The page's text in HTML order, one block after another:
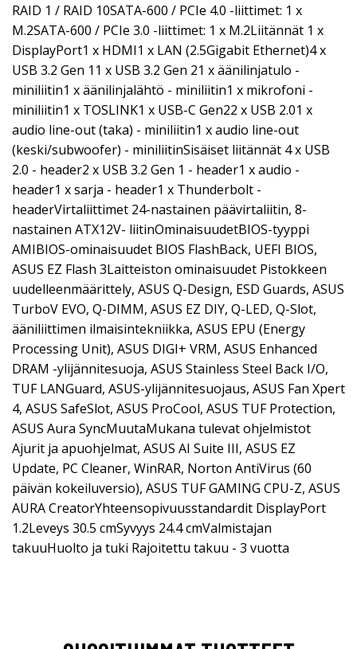
RAID 1 / RAID 10SATA-600 / PCIe 4.0 -liittimet: 1 x
M.2SATA-600 / PCIe 3.0 -liittimet: 1 x M.2Liitännät 1 x
DisplayPort1 x HDMI1 x LAN (2.5Gigabit Ethernet)4 x
USB 3.2 Gen 11 x USB 3.2 Gen 21 x äänilinjatulo -
miniliitin1 x äänilinjalähtö - miniliitin1 x mikrofoni -
miniliitin1 x TOSLINK1 x USB-C Gen22 x USB 2.01 x
audio line-out (taka) - miniliitin1 x audio line-out
(keski/subwoofer) - miniliitinSisäiset liitännät 4 x USB
2.0 - header2 x USB 3.2 Gen 1 - header1 x audio -
header1 x sarja - header1 x Thunderbolt -
headerVirtaliittimet 24-nastainen päävirtaliitin, 8-
nastainen ATX12V- liitinOminaisuudetBIOS-tyyppi
AMIBIOS-ominaisuudet BIOS FlashBack, UEFI BIOS,
ASUS EZ Flash 3Laitteiston ominaisuudet Pistokkeen
uudelleenmäärittely, ASUS Q-Design, ESD Guards, ASUS
TurboV EVO, Q-DIMM, ASUS EZ DIY, Q-LED, Q-Slot,
ääniliittimen ilmaisintekniikka, ASUS EPU (Energy
Processing Unit), ASUS DIGI+ VRM, ASUS Enhanced
DRAM -ylijännitesuoja, ASUS Stainless Steel Back I/O,
TUF LANGuard, ASUS-ylijännitesuojaus, ASUS Fan Xpert
4, ASUS SafeSlot, ASUS ProCool, ASUS TUF Protection,
ASUS Aura SyncMuutaMukana tulevat ohjelmistot
Ajurit ja apuohjelmat, ASUS AI Suite III, ASUS EZ
Update, PC Cleaner, WinRAR, Norton AntiVirus (60
päivän kokeiluversio), ASUS TUF GAMING CPU-Z, ASUS
AURA CreatorYhteensopivuusstandardit DisplayPort
1.2Leveys 30.5 cmSyvyys 24.4 cmValmistajan
takuuHuolto ja tuki Rajoitettu takuu - 3 vuotta